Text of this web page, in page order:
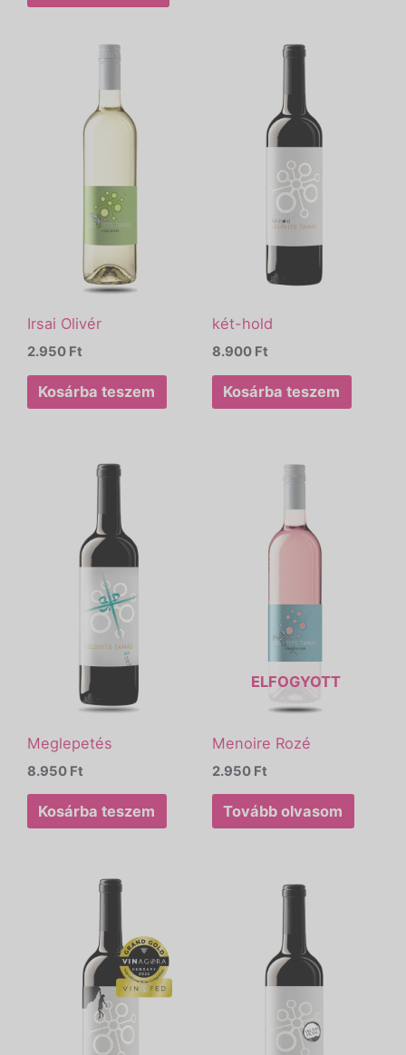
Irsai Olivér
2.950 Ft
Kosárba teszem
két-hold
8.900 Ft
Kosárba teszem
Meglepetés
8.950 Ft
Kosárba teszem
ELFOGYOTT
Menoire Rozé
2.950 Ft
Tovább olvasom